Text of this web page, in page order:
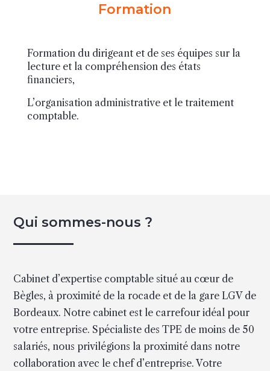
Formation
Formation du dirigeant et de ses équipes sur la
lecture et la compréhension des états
financiers,
L’organisation administrative et le traitement
comptable.
Qui sommes-nous ?
Cabinet d’expertise comptable situé au cœur de
Bègles, à proximité de la rocade et de la gare LGV de
Bordeaux. Notre cabinet est le carrefour idéal pour
votre entreprise. Spécialiste des TPE de moins de 50
salariés, nous privilégions la proximité dans notre
collaboration avec le chef d’entreprise. Votre